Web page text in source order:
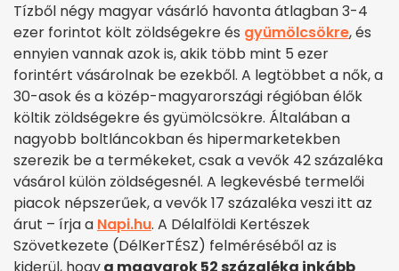
Tízből négy magyar vásárló havonta átlagban 3-4
ezer forintot költ zöldségekre és gyümölcsökre, és
ennyien vannak azok is, akik több mint 5 ezer
forintért vásárolnak be ezekből. A legtöbbet a nők, a
30-asok és a közép-magyarországi régióban élők
költik zöldségekre és gyümölcsökre. Általában a
nagyobb boltláncokban és hipermarketekben
szerezik be a termékeket, csak a vevők 42 százaléka
vásárol külön zöldségesnél. A legkevésbé termelői
piacok népszerűek, a vevők 17 százaléka veszi itt az
árut – írja a Napi.hu. A Délalföldi Kertészek
Szövetkezete (DélKerTÉSZ) felméréséből az is